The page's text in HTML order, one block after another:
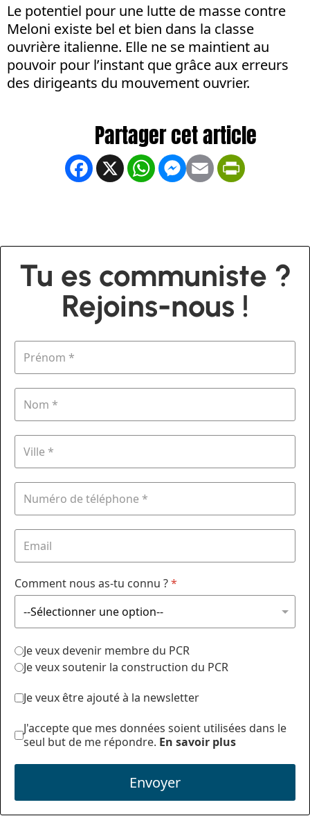
Le potentiel pour une lutte de masse contre
Meloni existe bel et bien dans la classe
ouvrière italienne. Elle ne se maintient au
pouvoir pour l’instant que grâce aux erreurs
des dirigeants du mouvement ouvrier.
Facebook
X WhatsApp
Messenger
Email
Tu es communiste ?
Rejoins-nous !
Comment nous as-tu connu ?*
Je veux devenir membre du PCR
Je veux soutenir la construction du PCR
Je veux être ajouté à la newsletter
J'accepte que mes données soient utilisées dans le
seul but de me répondre. En savoir plus
Envoyer